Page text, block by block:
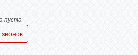
пуста
звонок